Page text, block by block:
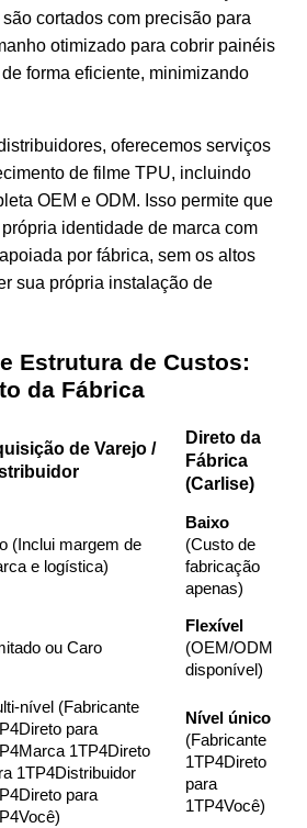
cortados com precisão para
otimizado para cobrir painéis
forma eficiente, minimizando
oferecemos serviços
de filme TPU, incluindo
OEM e ODM. Isso permite que
identidade de marca com
por fábrica, sem os altos
sua própria instalação de
Estrutura de Custos:
da Fábrica
de Varejo /
Direto da
Fábrica
(Carlise)
(Inclui margem de
e logística)
Baixo
(Custo de
fabricação
apenas)
ou Caro
Flexível
(OEM/ODM
disponível)
nível (Fabricante
para
1TP4Direto
1TP4Distribuidor
para
Nível único
(Fabricante
1TP4Direto
para
1TP4Você)